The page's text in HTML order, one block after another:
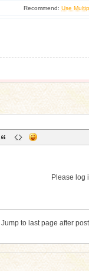
Recommend:Use
Please log
Jump to last page after